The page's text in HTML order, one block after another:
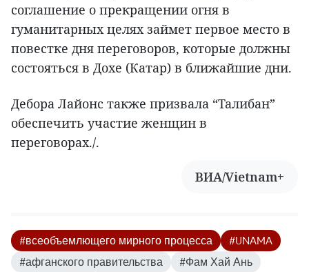
соглашение о прекращении огня в
гуманитарных целях займет первое место в
повестке дня переговоров, которые должны
состояться в Дохе (Катар) в ближайшие дни.
Дебора Лайонс также призвала “Талибан”
обеспечить участие женщин в
переговорах./.
ВИА/Vietnam+
#всеобъемлющего мирного процесса
#UNAMA
#афганского правительства
#Фам Хай Ань